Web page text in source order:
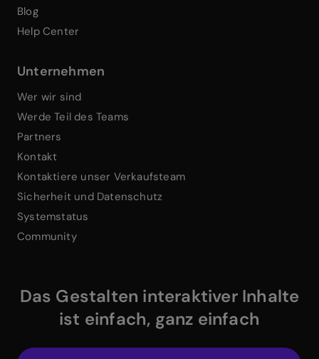
Blog
Help Center
Unternehmen
Wer wir sind
Werde Teil des Teams
Partners
Kontakt
Kontaktiere unser Verkaufsteam
Sicherheit und Datenschutz
Systemstatus
Community
Das Gestalten interaktiver Inhalte
ist einfach, ganz einfach